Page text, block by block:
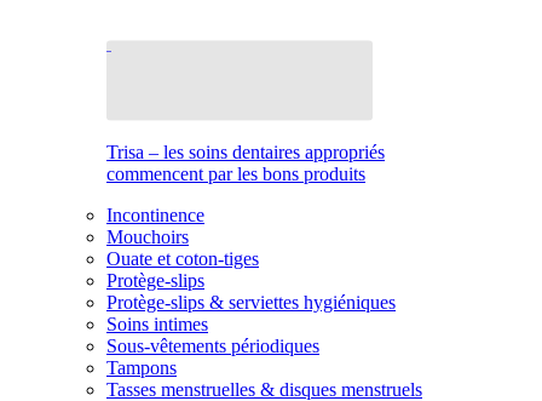
Trisa – les soins dentaires appropriés
commencent par les bons produits
Incontinence
Mouchoirs
Ouate et coton-tiges
Protège-slips
Protège-slips & serviettes hygiéniques
Soins intimes
Sous-vêtements périodiques
Tampons
Tasses menstruelles & disques menstruels